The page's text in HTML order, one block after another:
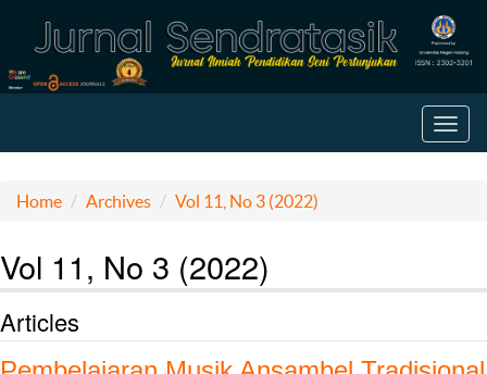
Home Archives Vol 11, No 3 (2022)
Vol 11, No 3 (2022)
Articles